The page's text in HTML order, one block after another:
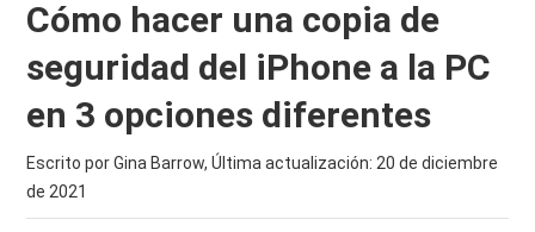
Cómo hacer una copia de
seguridad del iPhone a la PC
en 3 opciones diferentes
Escrito por Gina Barrow, Última actualización: 20 de diciembre
de 2021